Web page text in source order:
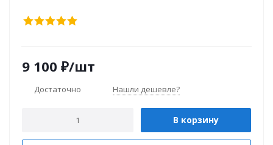
9 100 ₽/шт
Достаточно Нашли дешевле?
В корзину